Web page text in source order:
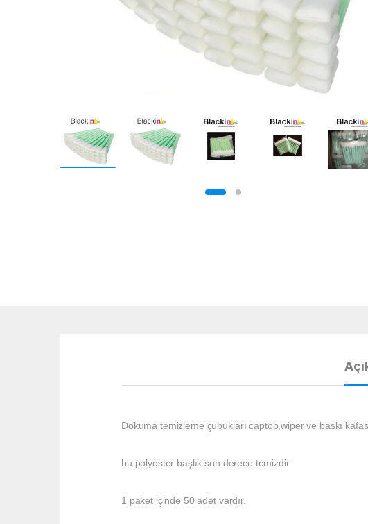
Dokuma temizleme çubukları captop,wiper ve baskı
bu polyester başlık son derece temizdir
1 paket içinde 50 adet vardır.